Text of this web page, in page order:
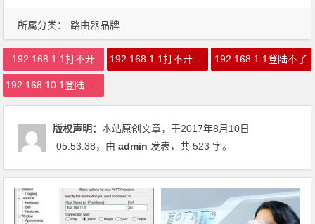
所属分类： 路由器品牌
192.168.1.1打不开 192.168.1.1登陆不了
版权声明：本站原创文章，于2017年8月10日
05:53:38，由admin 发表，共 523 字。